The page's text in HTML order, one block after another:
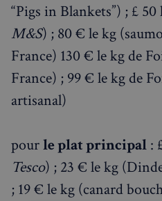
“Pigs in Blankets”) ; £
M&S) ; 80 € le kg
France) 130 € le kg de
France) ; 99 € le kg de
artisanal)
pourle plat principal :
Tesco) ; 23 € le kg
; 19 € le kg (canard